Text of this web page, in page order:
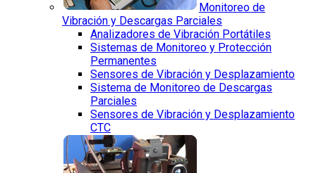
Monitoreo de
Vibración y Descargas Parciales
Analizadores de Vibración Portátiles
Sistemas de Monitoreo y Protección
Permanentes
Sensores de Vibración y Desplazamiento
Sistema de Monitoreo de Descargas
Parciales
Sensores de Vibración y Desplazamiento
CTC